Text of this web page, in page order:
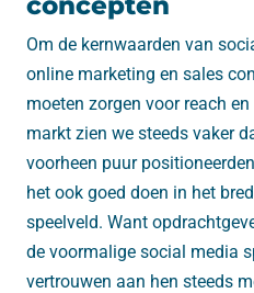
Om de kernwaarden van
online marketing en sales
moeten zorgen voor reach
markt zien we steeds vaker
voorheen puur
het ook goed doen in het
speelveld. Want
de voormalige social media
vertrouwen aan hen steeds